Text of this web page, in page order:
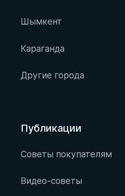
Шымкент
Караганда
Другие города
Публикации
Советы покупателям
Видео-советы